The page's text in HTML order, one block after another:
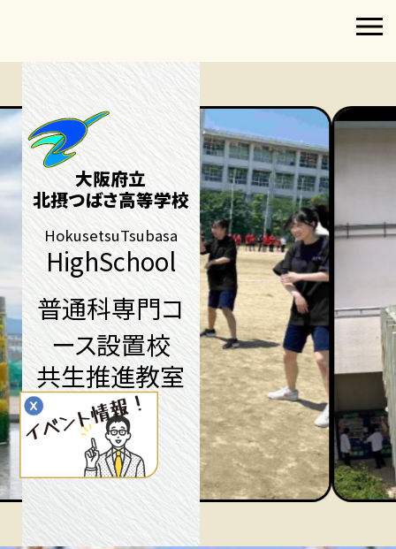
大阪府立
北摂つばさ高等学校
HokusetsuTsubasa
HighSchool
普通科専門コ
ース設置校
共生推進教室​